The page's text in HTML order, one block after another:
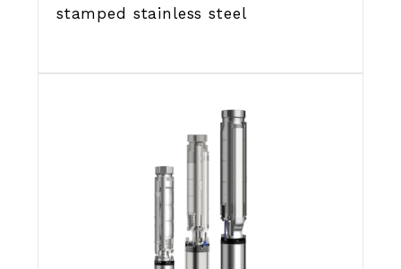
stamped stainless steel